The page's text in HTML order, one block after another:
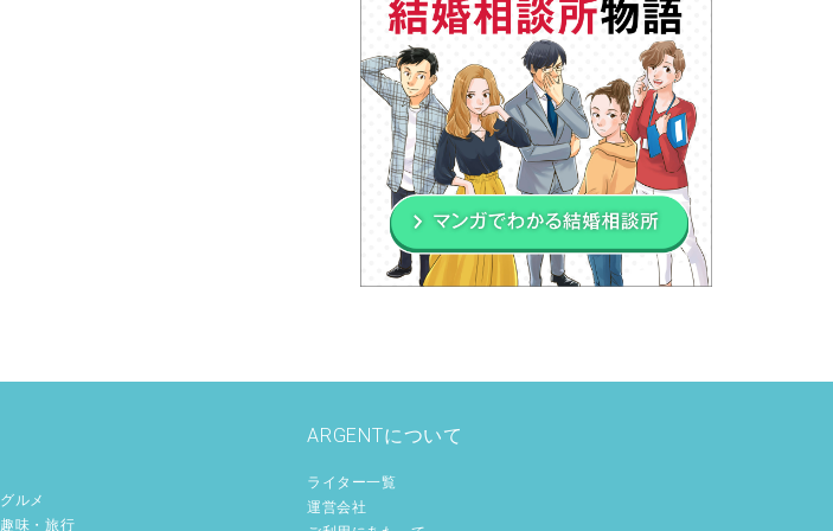
グルメ
趣味・旅行
ARGENTについて
ライター一覧
運営会社